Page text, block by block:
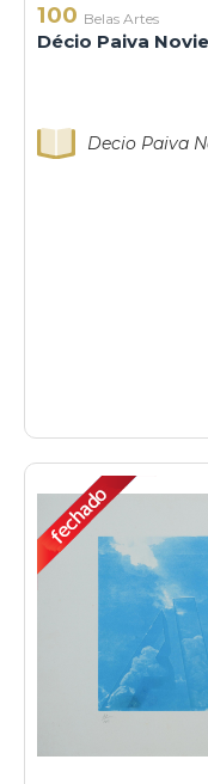
100 Belas Artes
Décio Paiva
Decio Paiva